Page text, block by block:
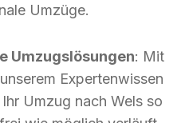
Umzüge.
Umzugslösungen: Mit
Expertenwissen
Umzug nach Wels so